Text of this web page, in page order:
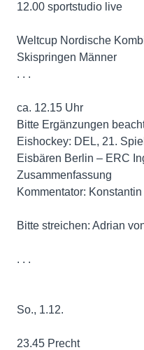
12.00 sportstudio live
Weltcup Nordische
Skispringen Männer
. . .
ca. 12.15 Uhr
Bitte Ergänzungen
Eishockey: DEL, 21.
Eisbären Berlin – ERC
Zusammenfassung
Kommentator:
Bitte streichen: Adrian
. . .
So., 1.12.
23.45 Precht